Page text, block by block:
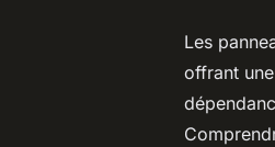
Les
offrant